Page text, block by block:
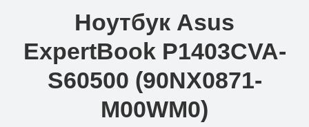
Ноутбук Asus
ExpertBook P1403CVA-
S60500 (90NX0871-
M00WM0)